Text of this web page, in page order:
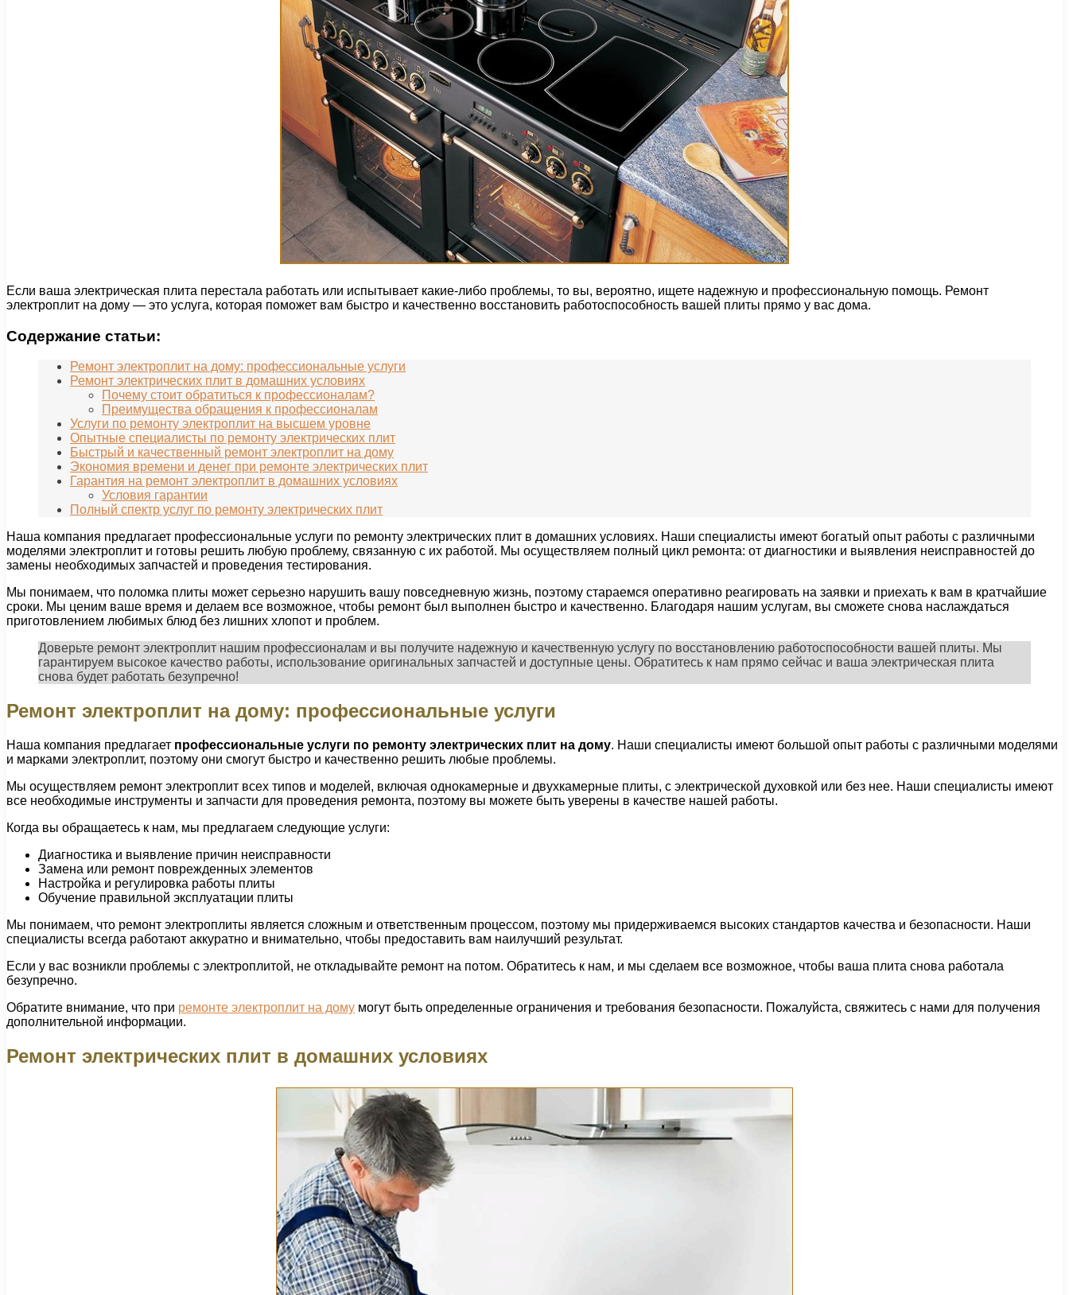
Если ваша электрическая плита перестала работать или испытывает какие-либо проблемы, то вы, вероятно, ищете надежную и профессиональную помощь. Ремонт
электроплит на дому — это услуга, которая поможет вам быстро и качественно восстановить работоспособность вашей плиты прямо у вас дома.
Содержание статьи:
Ремонт электроплит на дому: профессиональные услуги
Ремонт электрических плит в домашних условиях
Почему стоит обратиться к профессионалам?
Преимущества обращения к профессионалам
Услуги по ремонту электроплит на высшем уровне
Опытные специалисты по ремонту электрических плит
Быстрый и качественный ремонт электроплит на дому
Экономия времени и денег при ремонте электрических плит
Гарантия на ремонт электроплит в домашних условиях
Условия гарантии
Полный спектр услуг по ремонту электрических плит
Наша компания предлагает профессиональные услуги по ремонту электрических плит в домашних условиях. Наши специалисты имеют богатый опыт работы с различными
моделями электроплит и готовы решить любую проблему, связанную с их работой. Мы осуществляем полный цикл ремонта: от диагностики и выявления неисправностей до
замены необходимых запчастей и проведения тестирования.
Мы понимаем, что поломка плиты может серьезно нарушить вашу повседневную жизнь, поэтому стараемся оперативно реагировать на заявки и приехать к вам в кратчайшие
сроки. Мы ценим ваше время и делаем все возможное, чтобы ремонт был выполнен быстро и качественно. Благодаря нашим услугам, вы сможете снова наслаждаться
приготовлением любимых блюд без лишних хлопот и проблем.
Доверьте ремонт электроплит нашим профессионалам и вы получите надежную и качественную услугу по восстановлению работоспособности вашей плиты. Мы
гарантируем высокое качество работы, использование оригинальных запчастей и доступные цены. Обратитесь к нам прямо сейчас и ваша электрическая плита
снова будет работать безупречно!
Ремонт электроплит на дому: профессиональные услуги
Наша компания предлагает профессиональные услуги по ремонту электрических плит на дому. Наши специалисты имеют большой опыт работы с различными моделями
и марками электроплит, поэтому они смогут быстро и качественно решить любые проблемы.
Мы осуществляем ремонт электроплит всех типов и моделей, включая однокамерные и двухкамерные плиты, с электрической духовкой или без нее. Наши специалисты имеют
все необходимые инструменты и запчасти для проведения ремонта, поэтому вы можете быть уверены в качестве нашей работы.
Когда вы обращаетесь к нам, мы предлагаем следующие услуги:
Диагностика и выявление причин неисправности
Замена или ремонт поврежденных элементов
Настройка и регулировка работы плиты
Обучение правильной эксплуатации плиты
Мы понимаем, что ремонт электроплиты является сложным и ответственным процессом, поэтому мы придерживаемся высоких стандартов качества и безопасности. Наши
специалисты всегда работают аккуратно и внимательно, чтобы предоставить вам наилучший результат.
Если у вас возникли проблемы с электроплитой, не откладывайте ремонт на потом. Обратитесь к нам, и мы сделаем все возможное, чтобы ваша плита снова работала
безупречно.
Обратите внимание, что при ремонте электроплит на дому могут быть определенные ограничения и требования безопасности. Пожалуйста, свяжитесь с нами для получения
дополнительной информации.
Ремонт электрических плит в домашних условиях